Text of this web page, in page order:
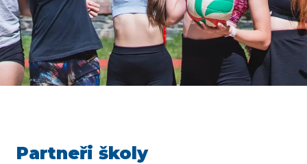
Partneři školy